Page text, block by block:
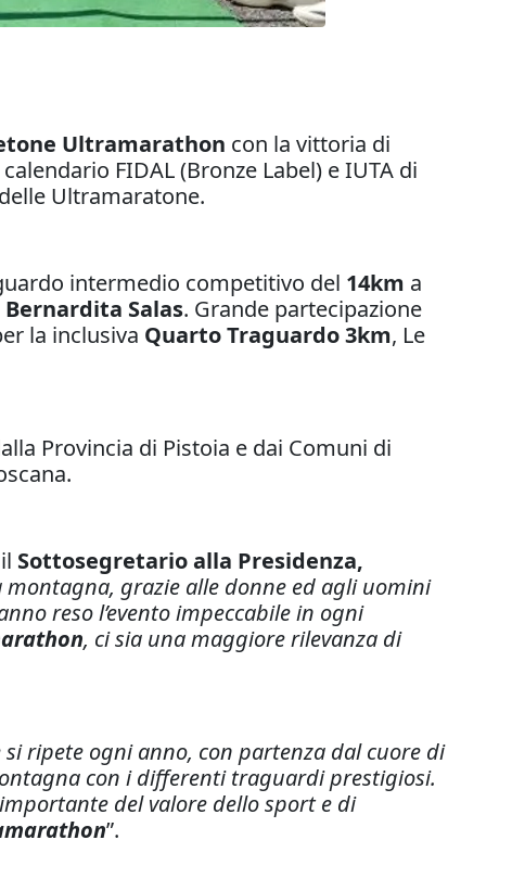
Ultramarathon con la vittoria di
FIDAL (Bronze Label) e IUTA di
Ultramaratone.
intermedio competitivo del 14km a
Salas. Grande partecipazione
la inclusiva Quarto Traguardo3km, Le
Provincia di Pistoia e dai Comuni di
Sottosegretario alla Presidenza,
grazie alle donne ed agli uomini
reso l’evento impeccabile in ogni
, ci sia una maggiore rilevanza di
si ripete ogni anno, con partenza dal cuore di
con i differenti traguardi prestigiosi.
del valore dello sport e di
”.